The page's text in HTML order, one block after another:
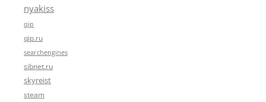
nyakiss
qip
qip.ru
searchengines
sibnet.ru
skyreist
steam